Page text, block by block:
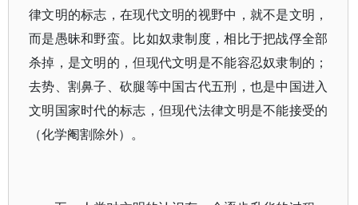
律文明的标志，在现代文明的视野中，就不是文明，
而是愚昧和野蛮。比如奴隶制度，相比于把战俘全部
杀掉，是文明的，但现代文明是不能容忍奴隶制的；
去势、割鼻子、砍腿等中国古代五刑，也是中国进入
文明国家时代的标志，但现代法律文明是不能接受的
（化学阉割除外）。